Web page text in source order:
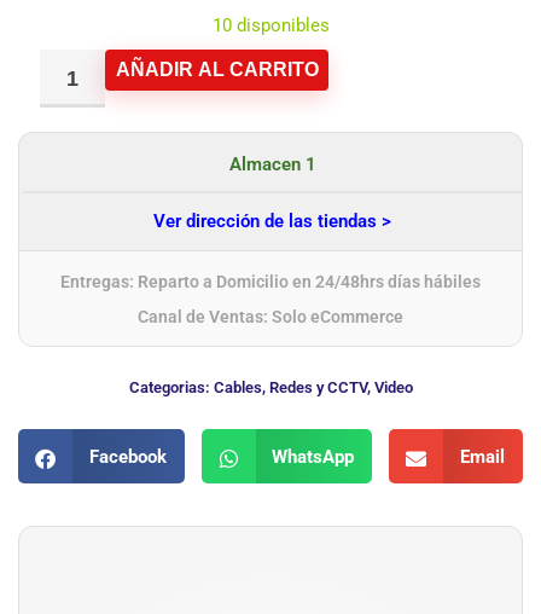
10 disponibles
AÑADIR AL CARRITO
Almacen 1
Ver dirección de las tiendas >
Entregas: Reparto a Domicilio en 24/48hrs días hábiles
Canal de Ventas: Solo eCommerce
Categorias: Cables, Redes y CCTV, Video
Facebook WhatsApp Email